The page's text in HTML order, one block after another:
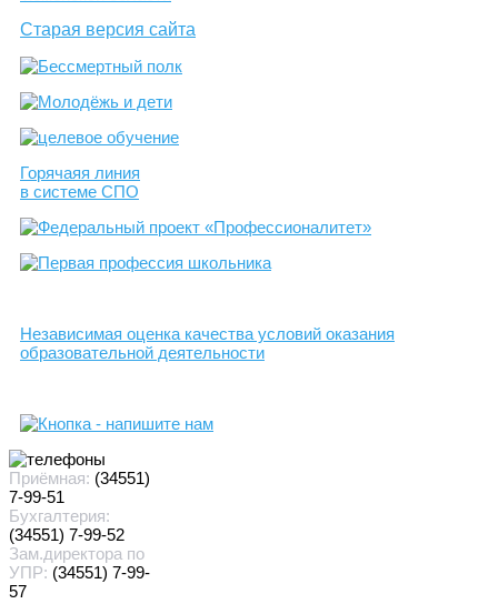
Старая версия сайта
Горячаяя линия
в системе СПО
Независимая оценка качества условий оказания
образовательной деятельности
Приёмная: (34551)
7-99-51
Бухгалтерия:
(34551) 7-99-52
Зам.директора по
УПР: (34551) 7-99-
57